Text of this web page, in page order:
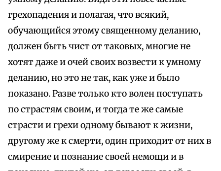
грехопадения и полагая, что всякий,
обучающийся этому священному деланию,
должен быть чист от таковых, многие не
хотят даже и очей своих возвести к умному
деланию, но это не так, как уже и было
показано. Разве только кто волен поступать
по страстям своим, и тогда те же самые
страсти и грехи одному бывают к жизни,
другому же к смерти, один приходит от них в
смирение и познание своей немощи и в